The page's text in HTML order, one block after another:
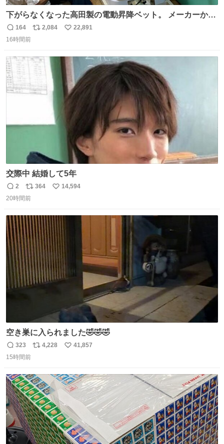
下がらなくなった高田製の電動昇降ベット。 メーカーから
は、完全に見放されたんですが、 見事に85歳の父が治しま
した。 うちの父は、トヨタカローラのボディをオート生産
の配線をハンダで修理している横で、
返
信
164
リ
ト
2,084
い
22,891
16時間前
交際中 結婚して5年
返
信
2
リ
ポ
ト
数
364
い
数
14,594
20時間前
空き巣に入られました🤣🤣🤣
返
信
323
リ
ト
数
4,228
い
数
41,857
15時間前